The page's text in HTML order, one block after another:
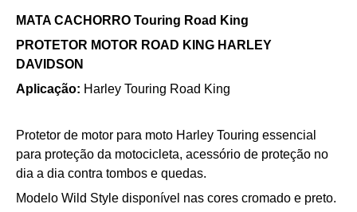
MATA CACHORRO Touring Road King
PROTETOR MOTOR ROAD KING HARLEY
DAVIDSON
Aplicação: Harley Touring Road King
Protetor de motor para moto Harley Touring essencial
para proteção da motocicleta, acessório de proteção no
dia a dia contra tombos e quedas.
Modelo Wild Style disponível nas cores cromado e preto.